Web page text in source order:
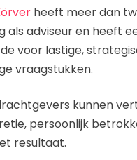
heeft meer dan
als adviseur en heeft
voor lastige,
vraagstukken.
kunnen
persoonlijk
resultaat.